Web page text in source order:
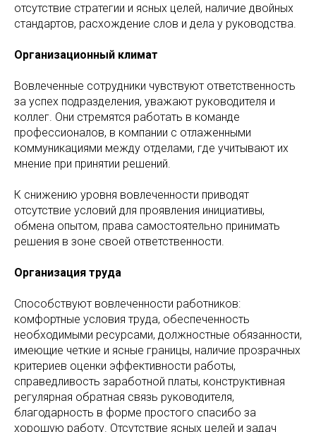
отсутствие стратегии и ясных целей, наличие двойных
стандартов, расхождение слов и дела у руководства.
Организационный климат
Вовлеченные сотрудники чувствуют ответственность
за успех подразделения, уважают руководителя и
коллег. Они стремятся работать в команде
профессионалов, в компании с отлаженными
коммуникациями между отделами, где учитывают их
мнение при принятии решений.
К снижению уровня вовлеченности приводят
отсутствие условий для проявления инициативы,
обмена опытом, права самостоятельно принимать
решения в зоне своей ответственности.
Организация труда
Способствуют вовлеченности работников:
комфортные условия труда, обеспеченность
необходимыми ресурсами, должностные обязанности,
имеющие четкие и ясные границы, наличие прозрачных
критериев оценки эффективности работы,
справедливость заработной платы, конструктивная
регулярная обратная связь руководителя,
благодарность в форме простого спасибо за
хорошую работу. Отсутствие ясных целей и задач